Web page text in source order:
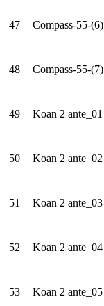
47 Compass-55-(6)
48 Compass-55-(7)
49 Koan 2 ante_01
50 Koan 2 ante_02
51 Koan 2 ante_03
52 Koan 2 ante_04
53 Koan 2 ante_05